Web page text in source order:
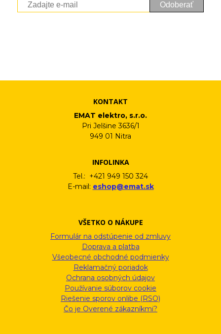
Odoberať
KONTAKT
EMAT elektro, s.r.o.
Pri Jelšine 3636/1
949 01 Nitra
INFOLINKA
Tel.: +421 949 150 324
E-mail: eshop@emat.sk
VŠETKO O NÁKUPE
Formulár na odstúpenie od zmluvy
Doprava a platba
Všeobecné obchodné podmienky
Reklamačný poriadok
Ochrana osobných údajov
Používanie súborov cookie
Riešenie sporov onlibe (RSO)
Čo je Overené zákazníkmi?